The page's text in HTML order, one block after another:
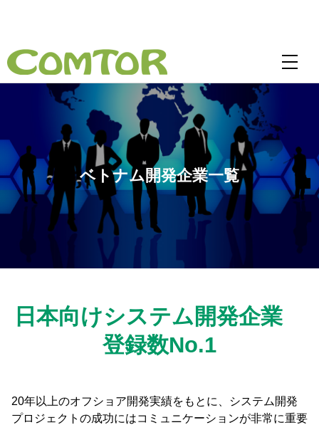
ベトナム開発企業一覧
日本向けシステム開発企業
登録数No.1
20年以上のオフショア開発実績をもとに、システム開発
プロジェクトの成功にはコミュニケーションが非常に重要